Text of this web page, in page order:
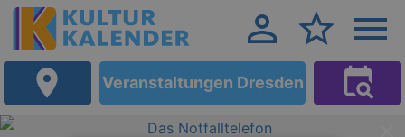
Veranstaltungen Dresden